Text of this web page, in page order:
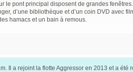
le pont principal disposent de grandes fenêtres.
d’une bibliothèque et d’un coin DVD avec
hamacs et un bain à remous.
Il a rejoint la flotte Aggressor en 2013 et a été